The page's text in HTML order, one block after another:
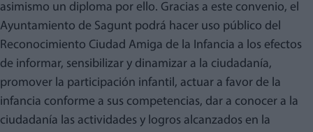
asimismo un diploma por ello. Gracias a este convenio, el
Ayuntamiento de Sagunt podrá hacer uso público del
Reconocimiento Ciudad Amiga de la Infancia a los efectos
de informar, sensibilizar y dinamizar a la ciudadanía,
promover la participación infantil, actuar a favor de la
infancia conforme a sus competencias, dar a conocer a la
ciudadanía las actividades y logros alcanzados en la